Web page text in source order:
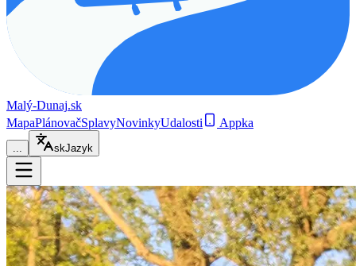
Malý-Dunaj.sk
MapaPlánovačSplavyNovinkyUdalosti Appka
... skJazyk